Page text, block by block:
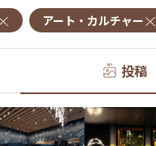
アート・カルチャー
投稿